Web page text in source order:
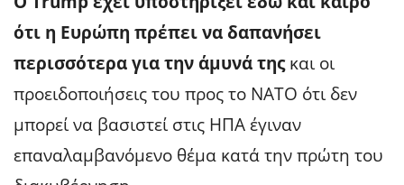
ότι η Ευρώπη πρέπει να δαπανήσει
περισσότερα για την άμυνά τηςκαι οι
προειδοποιήσεις του προς το ΝΑΤΟ ότι δεν
μπορεί να βασιστεί στις ΗΠΑ έγιναν
επαναλαμβανόμενο θέμα κατά την πρώτη του